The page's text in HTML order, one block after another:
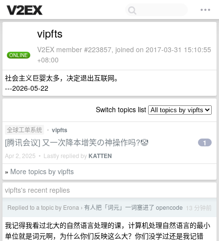
ONLINE
vipfts
V2EX member #223857, joined on 2017-03-31 15:10:55
+08:00
社会主义巨婴太多，决定退出互联网。
---2026-05-22
Switch topics list
全球工单系统 • vipfts
[腾讯会议] 又一次降本增笑の神操作吗?🤡
Apr 2, 2025 • Lastly replied by KATTEN
1
» More topics by vipfts
vipfts's recent replies
Replied to a topic by Erona › 有人把「词元」一词塞进了 opencode 13 分钟前
我记得我看过北大的自然语言处理的课，计算机处理自然语言的最小
单位就是词元啊，为什么你们反映这么大？你们没学过还是我记错